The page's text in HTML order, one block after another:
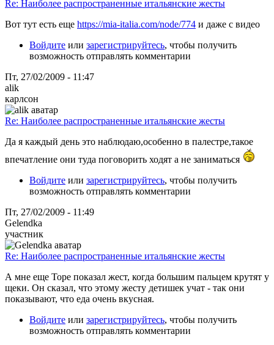
Re: Наиболее распространенные итальянские жесты
Вот тут есть еще https://mia-italia.com/node/774 и даже с видео
Войдите или зарегистрируйтесь, чтобы получить
возможность отправлять комментарии
Пт, 27/02/2009 - 11:47
alik
карлсон
Re: Наиболее распространенные итальянские жесты
Да я каждый день это наблюдаю,особенно в палестре,такое
впечатление они туда поговорить ходят а не заниматься
Войдите или зарегистрируйтесь, чтобы получить
возможность отправлять комментарии
Пт, 27/02/2009 - 11:49
Gelendka
участник
Re: Наиболее распространенные итальянские жесты
А мне еще Торе показал жест, когда большим пальцем крутят у
щеки. Он сказал, что этому жесту детишек учат - так они
показывают, что еда очень вкусная.
Войдите или зарегистрируйтесь, чтобы получить
возможность отправлять комментарии